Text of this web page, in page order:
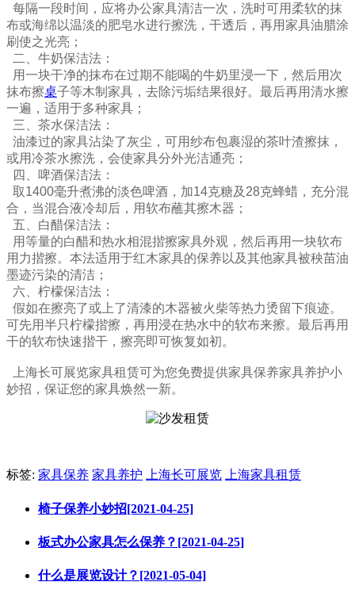
每隔一段时间，应将办公家具清洁一次，洗时可用柔软的抹
布或海绵以温淡的肥皂水进行擦洗，干透后，再用家具油腊涂
刷使之光亮；
二、牛奶保洁法：
用一块干净的抹布在过期不能喝的牛奶里浸一下，然后用次
抹布擦桌子等木制家具，去除污垢结果很好。最后再用清水擦
一遍，适用于多种家具 ；
三、茶水保洁法：
油漆过的家具沾染了灰尘，可用纱布包裹湿的茶叶渣擦抹，
或用冷茶水擦洗，会使家具分外光洁通亮 ；
四、啤酒保洁法：
取1400毫升煮沸的淡色啤酒，加14克糖及28克蜂蜡，充分混
合，当混合液冷却后，用软布蘸其擦木器 ；
五、白醋保洁法：
用等量的白醋和热水相混揩擦家具外观，然后再用一块软布
用力揩擦。本法适用于红木家具的保养以及其他家具被秧苗油
墨迹污染的清洁 ；
六、柠檬保洁法：
假如在擦亮了或上了清漆的木器被火柴等热力烫留下痕迹。
可先用半只柠檬揩擦，再用浸在热水中的软布来擦。最后再用
干的软布快速揩干，擦亮即可恢复如初。
上海长可展览家具租赁可为您免费提供家具保养家具养护小
妙招，保证您的家具焕然一新。
标签: 家具保养 家具养护 上海长可展览 上海家具租赁
椅子保养小妙招[2021-04-25]
板式办公家具怎么保养？[2021-04-25]
什么是展览设计？[2021-05-04]